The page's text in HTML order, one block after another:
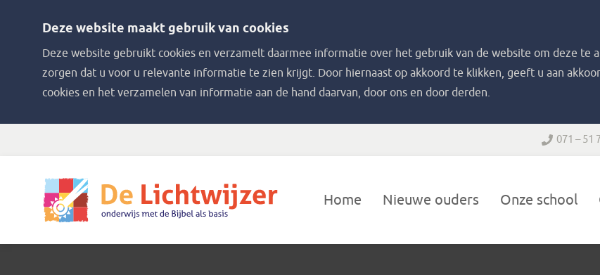
Deze website maakt gebruik van cookies
Deze website gebruikt cookies en verzamelt daarmee informatie over het gebruik van de website om deze te
zorgen dat u voor u relevante informatie te zien krijgt. Door hiernaast op akkoord te klikken, geeft u aan
cookies en het verzamelen van informatie aan de hand daarvan, door ons en door derden.
071 – 51
Home Nieuwe ouders Onze school